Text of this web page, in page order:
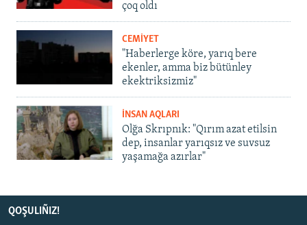
çoq oldı
CEMİYET
"Haberlerge köre, yarıq bere
ekenler, amma biz bütünley
ekektriksizmiz"
İNSAN AQLARI
Olğa Skrıpnık: "Qırım azat etilsin
dep, insanlar yarıqsız ve suvsuz
yaşamağa azırlar"
QOŞULIÑIZ!